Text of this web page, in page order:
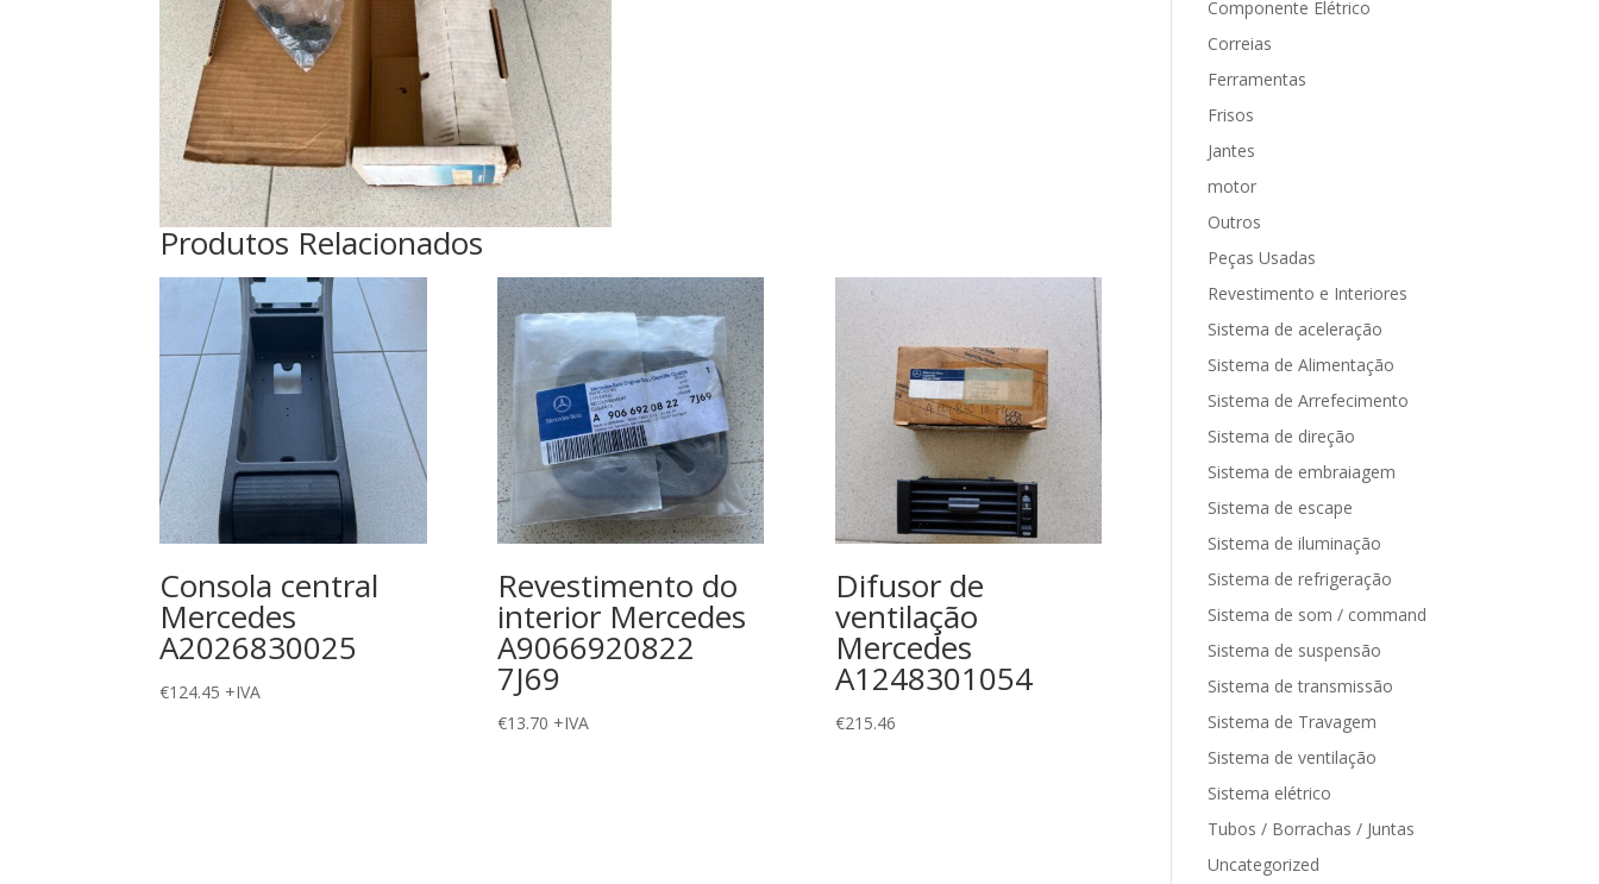
Produtos Relacionados
Consola central
Mercedes
A2026830025
€124.45 +IVA
Revestimento do
interior Mercedes
A9066920822
7J69
€13.70 +IVA
Difusor de
ventilação
Mercedes
A1248301054
€215.46
Componente Elétrico
Correias
Ferramentas
Frisos
Jantes
motor
Outros
Peças Usadas
Revestimento e Interiores
Sistema de aceleração
Sistema de Alimentação
Sistema de Arrefecimento
Sistema de direção
Sistema de embraiagem
Sistema de escape
Sistema de iluminação
Sistema de refrigeração
Sistema de som / command
Sistema de suspensão
Sistema de transmissão
Sistema de Travagem
Sistema de ventilação
Sistema elétrico
Tubos / Borrachas / Juntas
Uncategorized